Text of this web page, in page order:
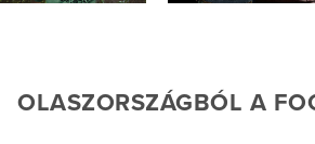
OLASZORSZÁGBÓL A